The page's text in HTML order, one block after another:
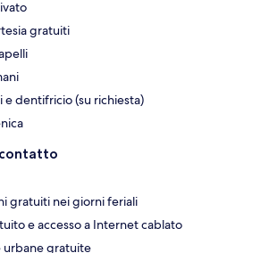
gratuiti
e dentifricio (su richiesta)
gratuiti nei giorni feriali
e accesso a Internet cablato
urbane gratuite